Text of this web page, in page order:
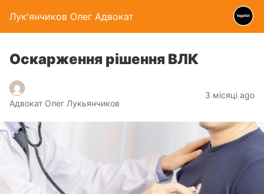
Лук'янчиков Олег Адвокат
Оскарження рішення ВЛК
Адвокат Олег Лукьянчиков
3 місяці ago